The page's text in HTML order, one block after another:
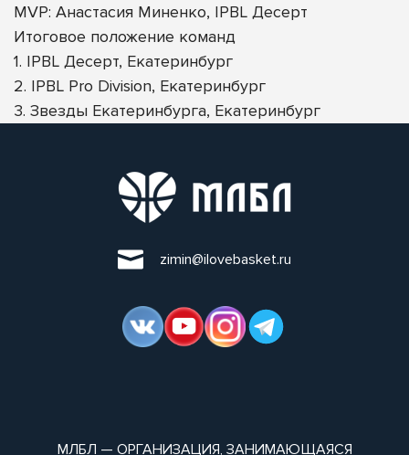
MVP: Анастасия Миненко, IPBL Десерт
Итоговое положение команд
1. IPBL Десерт, Екатеринбург
2. IPBL Pro Division, Екатеринбург
3. Звезды Екатеринбурга, Екатеринбург
zimin@ilovebasket.ru
МЛБЛ — ОРГАНИЗАЦИЯ, ЗАНИМАЮЩАЯСЯ